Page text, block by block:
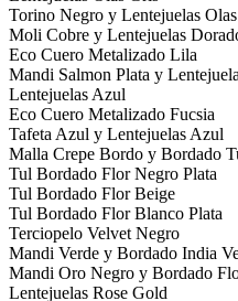
Torino Negro y Lentejuelas
Moli Cobre y Lentejuelas
Eco Cuero Metalizado Lila
Mandi Salmon Plata y
Lentejuelas Azul
Eco Cuero Metalizado Fucsia
Tafeta Azul y Lentejuelas Azul
Malla Crepe Bordo y Bordado
Tul Bordado Flor Negro Plata
Tul Bordado Flor Beige
Tul Bordado Flor Blanco Plata
Terciopelo Velvet Negro
Mandi Verde y Bordado India
Mandi Oro Negro y Bordado
Lentejuelas Rose Gold